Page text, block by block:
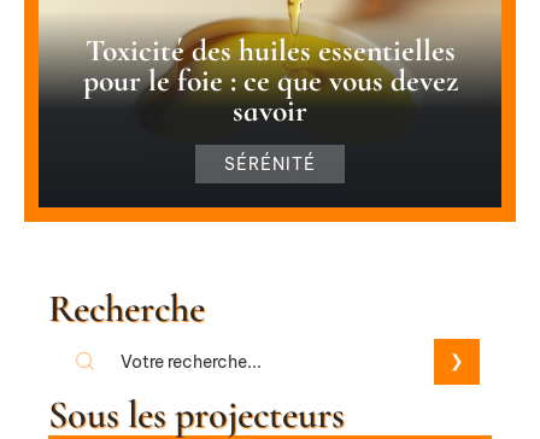
Toxicité des huiles essentielles
pour le foie : ce que vous devez
savoir
SÉRÉNITÉ
Recherche
Sous les projecteurs